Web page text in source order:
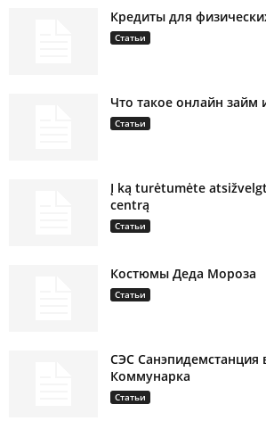
Кредиты для
Статьи
Что такое онлайн займ
Статьи
Į ką turėtumėte
centrą
Статьи
Костюмы Деда Мороза
Статьи
СЭС Санэпидемстанция
Коммунарка
Статьи